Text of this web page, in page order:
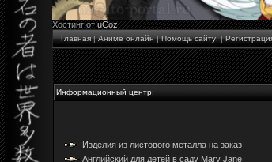
Хостинг отuCoz
Главная|Аниме онлайн|Помощь сайту!|
Информационный центр:
Изделия из листового металла на заказ
Английский для детей в саду Mary Jane